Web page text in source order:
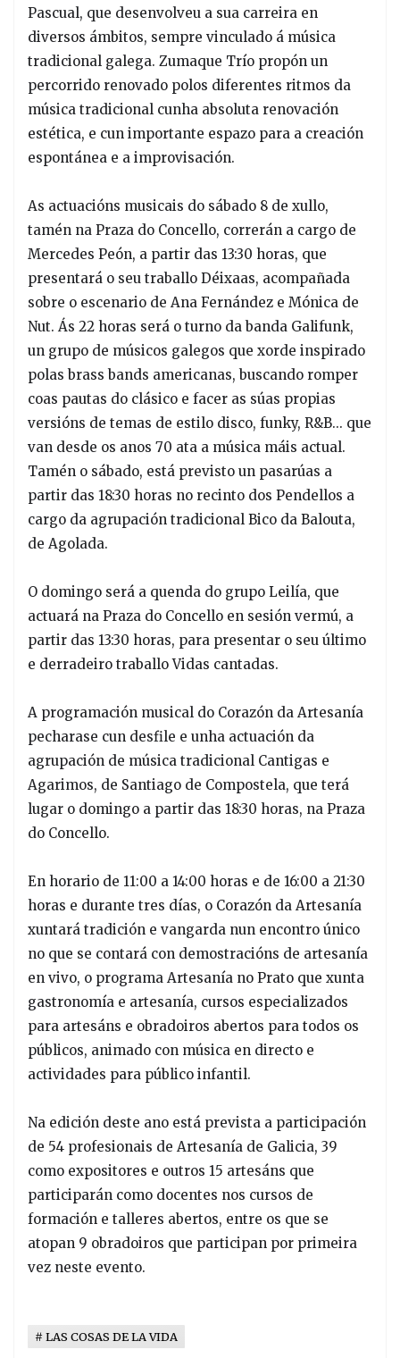
Pascual, que desenvolveu a sua carreira en
diversos ámbitos, sempre vinculado á música
tradicional galega. Zumaque Trío propón un
percorrido renovado polos diferentes ritmos da
música tradicional cunha absoluta renovación
estética, e cun importante espazo para a creación
espontánea e a improvisación.
As actuacións musicais do sábado 8 de xullo,
tamén na Praza do Concello, correrán a cargo de
Mercedes Peón, a partir das 13:30 horas, que
presentará o seu traballo Déixaas, acompañada
sobre o escenario de Ana Fernández e Mónica de
Nut. Ás 22 horas será o turno da banda Galifunk,
un grupo de músicos galegos que xorde inspirado
polas brass bands americanas, buscando romper
coas pautas do clásico e facer as súas propias
versións de temas de estilo disco, funky, R&B... que
van desde os anos 70 ata a música máis actual.
Tamén o sábado, está previsto un pasarúas a
partir das 18:30 horas no recinto dos Pendellos a
cargo da agrupación tradicional Bico da Balouta,
de Agolada.
O domingo será a quenda do grupo Leilía, que
actuará na Praza do Concello en sesión vermú, a
partir das 13:30 horas, para presentar o seu último
e derradeiro traballo Vidas cantadas.
A programación musical do Corazón da Artesanía
pecharase cun desfile e unha actuación da
agrupación de música tradicional Cantigas e
Agarimos, de Santiago de Compostela, que terá
lugar o domingo a partir das 18:30 horas, na Praza
do Concello.
En horario de 11:00 a 14:00 horas e de 16:00 a 21:30
horas e durante tres días, o Corazón da Artesanía
xuntará tradición e vangarda nun encontro único
no que se contará con demostracións de artesanía
en vivo, o programa Artesanía no Prato que xunta
gastronomía e artesanía, cursos especializados
para artesáns e obradoiros abertos para todos os
públicos, animado con música en directo e
actividades para público infantil.
Na edición deste ano está prevista a participación
de 54 profesionais de Artesanía de Galicia, 39
como expositores e outros 15 artesáns que
participarán como docentes nos cursos de
formación e talleres abertos, entre os que se
atopan 9 obradoiros que participan por primeira
vez neste evento.
LAS COSAS DE LA VIDA